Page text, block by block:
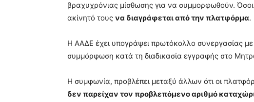
βραχυχρόνιας μίσθωσης για να συμμορφωθούν.
ακίνητό τους να διαγράφεται από την πλατφόρμα.
Η ΑΑΔΕ έχει υπογράψει πρωτόκολλο συνεργασίας
συμμόρφωση κατά τη διαδικασία εγγραφής στο
Η συμφωνία, προβλέπει μεταξύ άλλων ότι οι
δεν παρείχαν τον προβλεπόμενο αριθμό